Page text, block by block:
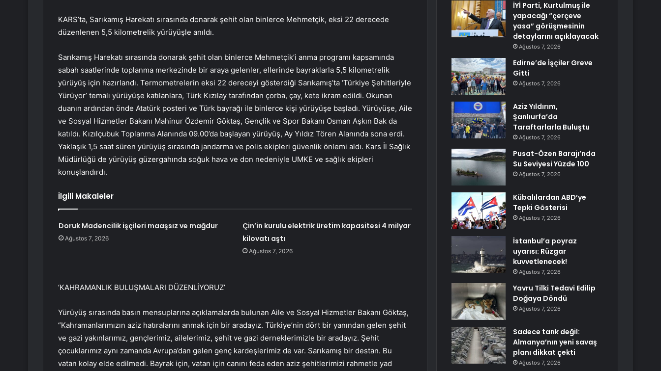
KARS’ta, Sarıkamış Harekatı sırasında donarak şehit olan binlerce Mehmetçik, eksi 22 derecede
düzenlenen 5,5 kilometrelik yürüyüşle anıldı.
Sarıkamış Harekatı sırasında donarak şehit olan binlerce Mehmetçik’i anma programı kapsamında
sabah saatlerinde toplanma merkezinde bir araya gelenler, ellerinde bayraklarla 5,5 kilometrelik
yürüyüş için hazırlandı. Termometrelerin eksi 22 dereceyi gösterdiği Sarıkamış’ta ‘Türkiye Şehitleriyle
Yürüyor’ temalı yürüyüşe katılanlara, Türk Kızılay tarafından çorba, çay, kete ikram edildi. Okunan
duanın ardından önde Atatürk posteri ve Türk bayrağı ile binlerce kişi yürüyüşe başladı. Yürüyüşe, Aile
ve Sosyal Hizmetler Bakanı Mahinur Özdemir Göktaş, Gençlik ve Spor Bakanı Osman Aşkın Bak da
katıldı. Kızılçubuk Toplanma Alanında 09.00’da başlayan yürüyüş, Ay Yıldız Tören Alanında sona erdi.
Yaklaşık 1,5 saat süren yürüyüş sırasında jandarma ve polis ekipleri güvenlik önlemi aldı. Kars İl Sağlık
Müdürlüğü de yürüyüş güzergahında soğuk hava ve don nedeniyle UMKE ve sağlık ekipleri
konuşlandırdı.
İlgili Makaleler
Doruk Madencilik işçileri maaşsız ve mağdur
Ağustos 7, 2026
Çin’in kurulu elektrik üretim kapasitesi 4 milyar
kilovatı aştı
Ağustos 7, 2026
‘KAHRAMANLIK BULUŞMALARI DÜZENLİYORUZ’
Yürüyüş sırasında basın mensuplarına açıklamalarda bulunan Aile ve Sosyal Hizmetler Bakanı Göktaş,
“Kahramanlarımızın aziz hatıralarını anmak için bir aradayız. Türkiye’nin dört bir yanından gelen şehit
ve gazi yakınlarımız, gençlerimiz, ailelerimiz, şehit ve gazi derneklerimizle bir aradayız. Şehit
çocuklarımız aynı zamanda Avrupa’dan gelen genç kardeşlerimiz de var. Sarıkamış bir destan. Bu
vatan kolay elde edilmedi. Bayrak için, vatan için canını feda eden aziz şehitlerimizi rahmetle yad
İYİ Parti, Kurtulmuş ile
yapacağı “çerçeve
yasa” görüşmesinin
detaylarını açıklayacak
Ağustos 7, 2026
Edirne’de İşçiler Greve
Gitti
Ağustos 7, 2026
Aziz Yıldırım,
Şanlıurfa’da
Taraftarlarla Buluştu
Ağustos 7, 2026
Pusat-Özen Barajı’nda
Su Seviyesi Yüzde 100
Ağustos 7, 2026
Kübalılardan ABD’ye
Tepki Gösterisi
Ağustos 7, 2026
İstanbul’a poyraz
uyarısı: Rüzgar
kuvvetlenecek!
Ağustos 7, 2026
Yavru Tilki Tedavi Edilip
Doğaya Döndü
Ağustos 7, 2026
Sadece tank değil:
Almanya’nın yeni savaş
planı dikkat çekti
Ağustos 7, 2026